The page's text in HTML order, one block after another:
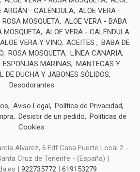
ARGÁN - CALÉNDULA ALOE VERA -
MOSQUETA ALOE VERA - BABA
MOSQUETA ALOE VERA - CALÉNDULA
ALOE VERA Y VINO ACEITES
BABA DE
ROSA MOSQUETA LÍNEA CANARIA
ESPONJAS MARINAS
MANTECAS Y
DE DUCHA Y JABONES SÓLIDOS
Desodorantes
Aviso Legal
Política de Privacidad
Desistir de un pedido
Políticas de
Cookies
Alvarez, 6.Edf.Casa Fuerte Local 2 -
Cruz de Tenerife - (España) |
| 922735772 | 619153279